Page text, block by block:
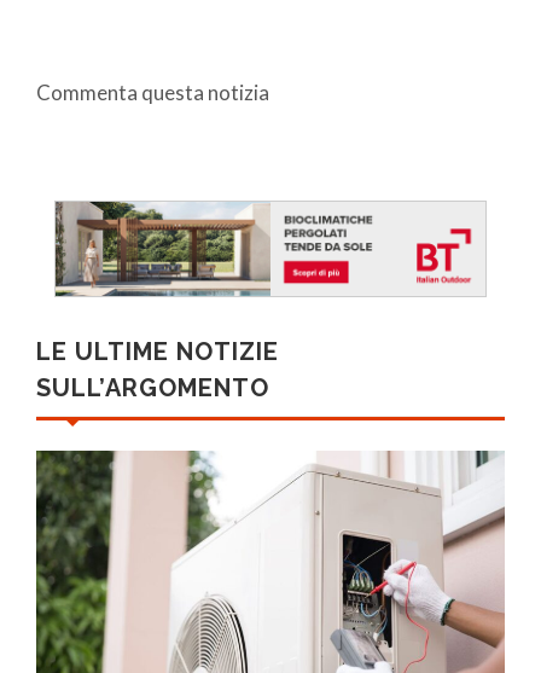
Commenta questa notizia
LE ULTIME NOTIZIE
SULL’ARGOMENTO